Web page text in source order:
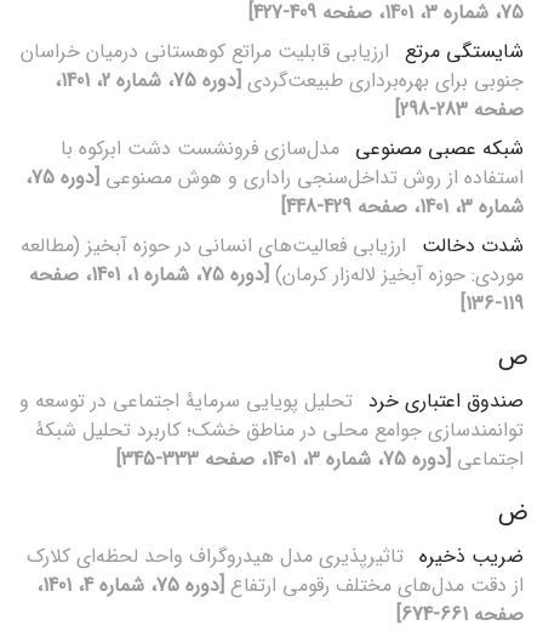
75، شماره 3، 1401، صفحه 409-427]
شایستگی مرتع ارزیابی قابلیت مراتع کوهستانی درمیان خراسان
جنوبی برای بهره‌‌برداری طبیعت‌‌گردی
[دوره 75، شماره 2، 1401،
صفحه 283-298]
شبکه عصبی مصنوعی مدل‌سازی فرونشست دشت ابرکوه با
استفاده از روش تداخل‌سنجی راداری و هوش مصنوعی
[دوره 75،
شماره 3، 1401، صفحه 429-448]
شدت دخالت ارزیابی فعالیت‌های انسانی در حوزه آبخیز (مطالعه
موردی: حوزه آبخیز لاله‌زار کرمان)
[دوره 75، شماره 1، 1401، صفحه
119-136]
ص
صندوق اعتباری خرد تحلیل پویایی سرمایۀ اجتماعی در توسعه و
توانمندسازی جوامع محلی در مناطق خشک؛ کاربرد تحلیل شبکۀ
اجتماعی [دوره 75، شماره 3، 1401، صفحه 333-345]
ض
ضریب ذخیره تاثیرپذیری مدل هیدروگراف واحد لحظه‌ای کلارک
از دقت مدل‌های مختلف رقومی ارتفاع
[دوره 75، شماره 4، 1401،
صفحه 661-674]